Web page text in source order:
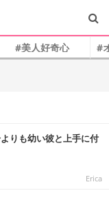
#美人好奇心 #
りも幼い彼と上手に付
Erica